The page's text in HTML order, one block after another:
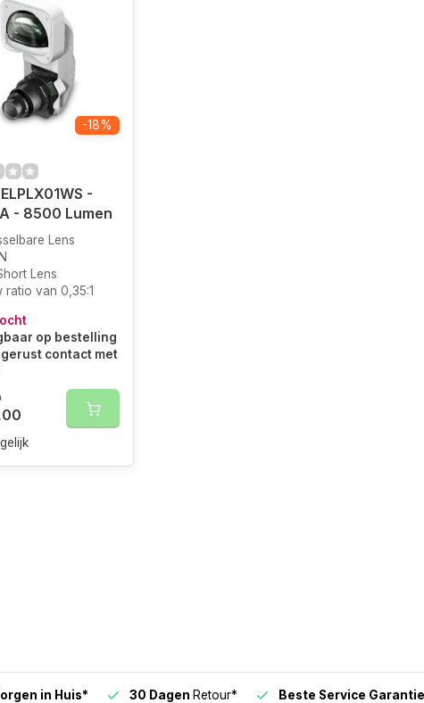
-18%
-
- 8500 Lumen
Lens
Lens
ratio van 0,35:1
op bestelling
gerust contact met
in Huis* 30 Dagen Retour* Beste Service Garantie